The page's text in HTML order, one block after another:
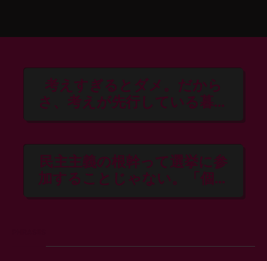
考えすぎるとダメ。だから
さ、考えが先行している暮ら
しは、そんなによくないよ
いと思うんだよ。
民主主義の根幹って選挙に参
加することじゃない。「個人
が意見を言える」ってことな